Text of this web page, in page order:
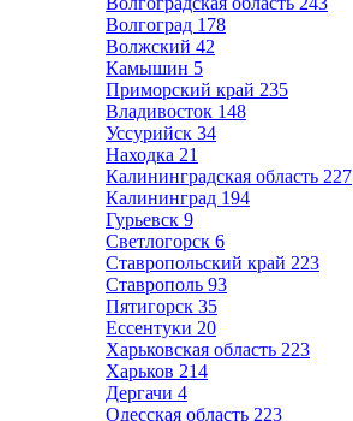
Волгоград 178
Волжский 42
Камышин 5
Приморский край 235
Владивосток 148
Уссурийск 34
Находка 21
Калининградская область 227
Калининград 194
Гурьевск 9
Светлогорск 6
Ставропольский край 223
Ставрополь 93
Пятигорск 35
Ессентуки 20
Харьковская область 223
Харьков 214
Дергачи 4
Одесская область 223